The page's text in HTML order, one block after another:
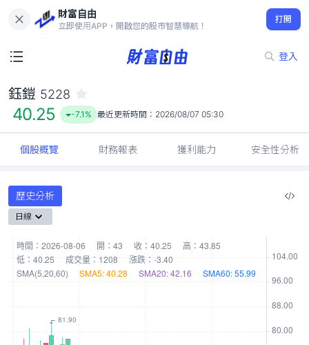
財富自由
立即使用APP，開啟您的股市智慧導航！
打開
登入
40.25
-7.1%
鈺鎧 5228
40.25 -7.1% 最近更新時間： 2026/08/07 05:30
個股概覽 財務報表 獲利能力 安全性分析
歷史分析
日線